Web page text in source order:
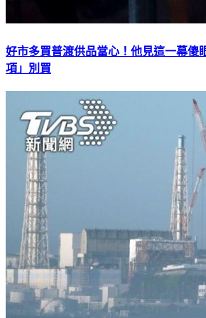
好市多買普渡供品當心！他見這一幕
項」別買